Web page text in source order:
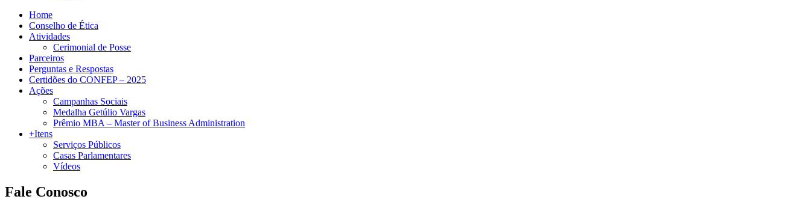
Home
Conselho de Ética
Atividades
Cerimonial de Posse
Parceiros
Perguntas e Respostas
Certidões do CONFEP – 2025
Ações
Campanhas Sociais
Medalha Getúlio Vargas
Prêmio MBA – Master of Business Administration
+Itens
Serviços Públicos
Casas Parlamentares
Vídeos
Fale Conosco